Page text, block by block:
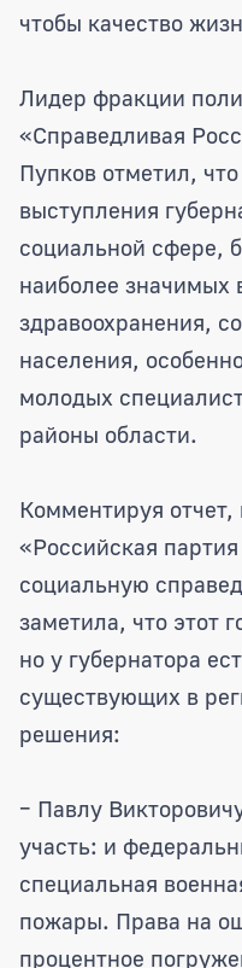
чтобы качество
Лидер фракции
«Справедливая
Пупков отметил,
выступления
социальной сфере,
наиболее значимых
здравоохранения,
населения,
молодых
районы области.
Комментируя
«Российская
социальную
заметила, что этот
но у губернатора
существующих в
решения:
– Павлу
участь: и
специальная
пожары. Права на
процентное